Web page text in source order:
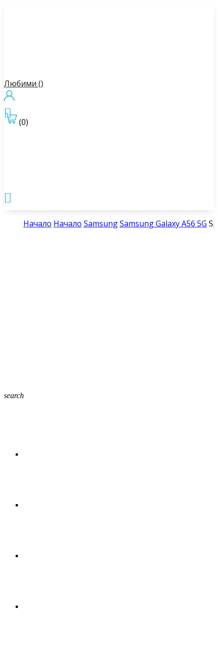
Любими ()
(0)


Начало Начало SamsungSamsung Galaxy A56 5G
search